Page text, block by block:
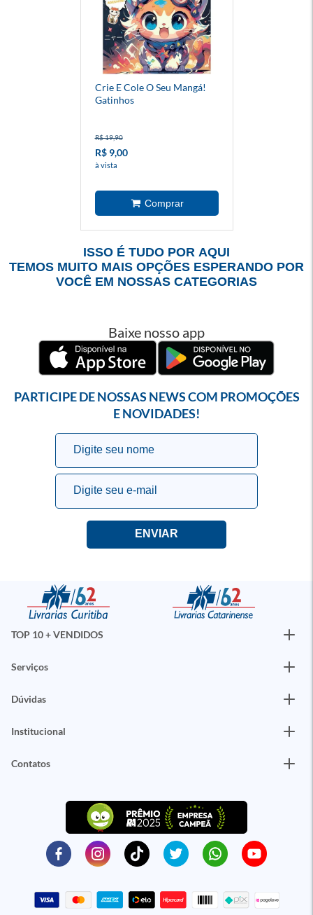
Crie E Cole O Seu Mangá!
Gatinhos
R$ 19,90
R$ 9,00
à vista
ISSO É TUDO POR AQUI
TEMOS MUITO MAIS OPÇÕES ESPERANDO POR
VOCÊ EM NOSSAS CATEGORIAS
Baixe nosso app
PARTICIPE DE NOSSAS NEWS COM PROMOÇÕES
E NOVIDADES!
TOP 10 + VENDIDOS
Serviços
Dúvidas
Institucional
Contatos